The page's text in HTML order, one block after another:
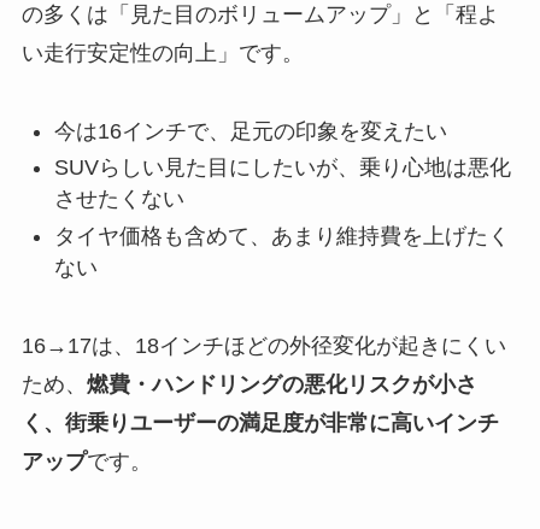
の多くは「見た目のボリュームアップ」と「程よ
い走行安定性の向上」です。
今は16インチで、足元の印象を変えたい
SUVらしい見た目にしたいが、乗り心地は悪化
させたくない
タイヤ価格も含めて、あまり維持費を上げたく
ない
16→17は、18インチほどの外径変化が起きにくい
ため、 燃費・ハンドリングの悪化リスクが小さ
く、街乗りユーザーの満足度が非常に高いインチ
アップです。